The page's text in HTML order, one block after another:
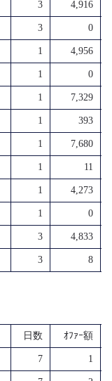
3 4,916
3 0
1 4,956
1 0
1 7,329
1 393
1 7,680
1 11
1 4,273
1 0
3 4,833
3 8
日数 ｵﾌｧｰ額
7 1